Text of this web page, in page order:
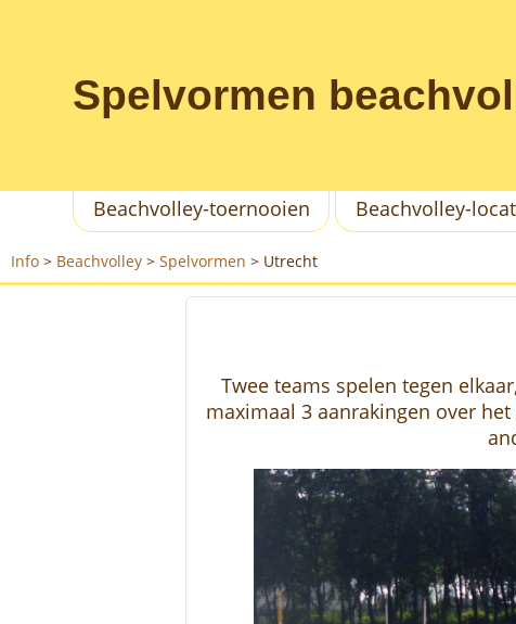
Spelvormen
Beachvolley-toernooien Beachvolley-
Info > Beachvolley > Spelvormen > Utrecht
Twee teams spelen tegen
maximaal 3 aanrakingen over